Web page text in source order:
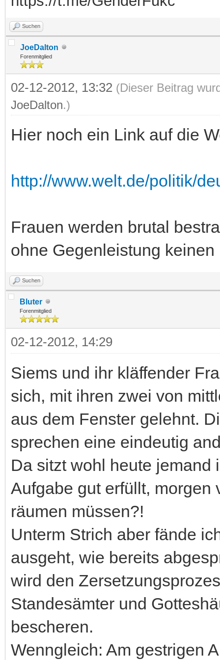
Suchen
JoeDalton
Forenmitglied
02-12-2012, 13:32 (Dieser Beitrag
JoeDalton.)
Hier noch ein Link auf die
http://www.welt.de/politik/
Frauen werden brutal
ohne Gegenleistung keinen
Suchen
Bluter
Forenmitglied
02-12-2012, 14:29
Siems und ihr kläffender
sich, mit ihren zwei von
aus dem Fenster gelehnt.
sprechen eine eindeutig
Da sitzt wohl heute jemand
Aufgabe gut erfüllt,
räumen müssen?!
Unterm Strich aber fände
ausgeht, wie bereits
wird den
Standesämter und
bescheren.
Wenngleich: Am gestrigen